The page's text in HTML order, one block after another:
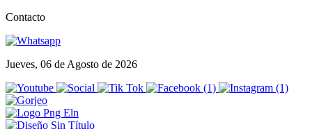
Contacto
Jueves, 06 de Agosto de 2026